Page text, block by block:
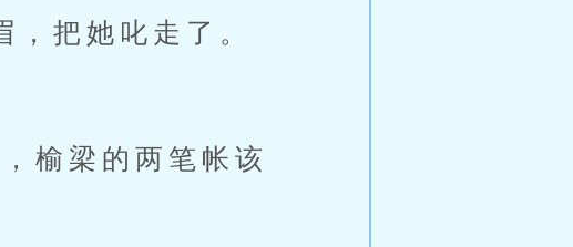
把她叱走了。
榆梁的两笔帐该